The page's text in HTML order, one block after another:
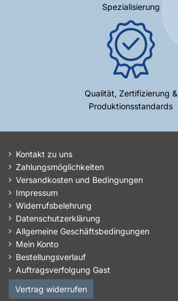
Spezialisierung
Qualität, Zertifizierung &
Produktionsstandards
Kontakt zu uns
Zahlungsmöglichkeiten
Versandkosten und Bedingungen
Impressum
Widerrufsbelehrung
Datenschutzerklärung
Allgemeine Geschäftsbedingungen
Mein Konto
Bestellungsverlauf
Auftragsverfolgung Gast
Vertrag widerrufen